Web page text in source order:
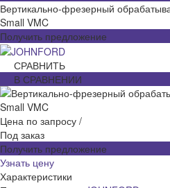
Вертикально-фрезерный
Small VMC
Получить предложение
СРАВНИТЬ
В СРАВНЕНИИ
Цена по запросу /
Под заказ
Получить предложение
Узнать цену
Характеристики